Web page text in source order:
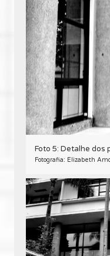
Fotografia: Elizabeth